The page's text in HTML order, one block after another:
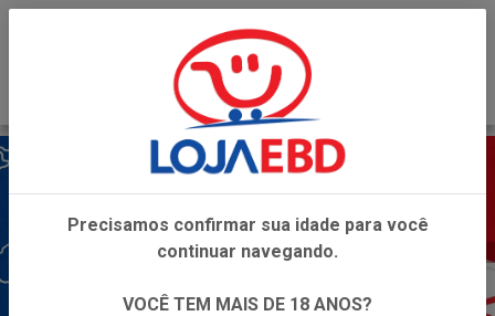
Precisamos confirmar sua idade para você
continuar navegando.
VOCÊ TEM MAIS DE 18 ANOS?